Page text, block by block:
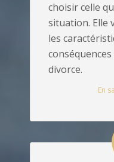
choisir celle
situation. Elle
les
divorce.
En